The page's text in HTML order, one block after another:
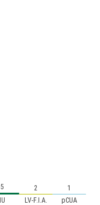
IU LV-F.I.A. pCUA
5
2 1